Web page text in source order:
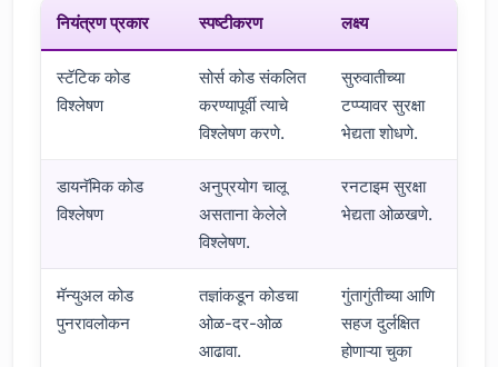
नियंत्रण प्रकार स्पष्टीकरण लक्ष्य
स्टॅटिक कोड
विश्लेषण
सोर्स कोड संकलित
करण्यापूर्वी त्याचे
विश्लेषण करणे.
सुरुवातीच्या
टप्प्यावर सुरक्षा
भेद्यता शोधणे.
डायनॅमिक कोड
विश्लेषण
अनुप्रयोग चालू
असताना केलेले
विश्लेषण.
रनटाइम सुरक्षा
भेद्यता ओळखणे.
मॅन्युअल कोड
पुनरावलोकन
तज्ञांकडून कोडचा
ओळ-दर-ओळ
आढावा.
गुंतागुंतीच्या आणि
सहज दुर्लक्षित
होणाऱ्या चुका